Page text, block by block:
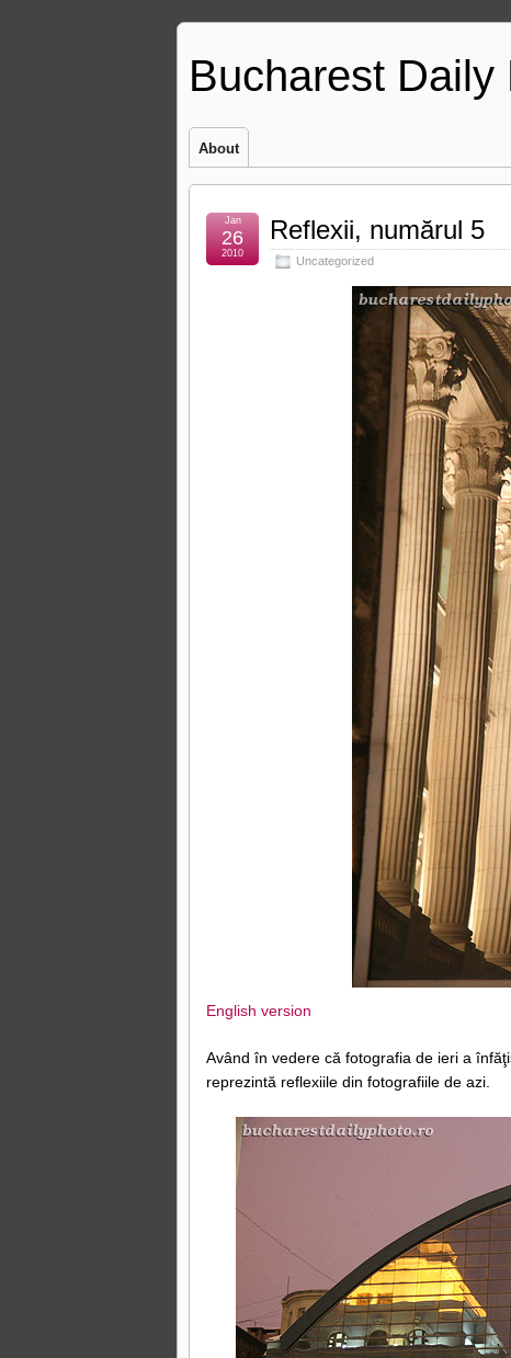
Bucharest Daily
About
Reflexii, numărul 5
Uncategorized
Jan
26
2010
English version
Având în vedere că fotografia de ieri a
reprezintă reflexiile din fotografiile de azi.